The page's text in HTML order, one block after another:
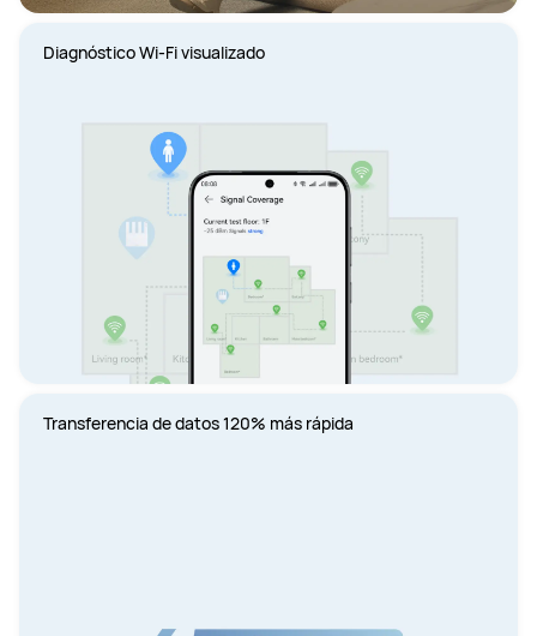
Diagnóstico Wi-Fi visualizado
Transferencia de datos 120% más rápida